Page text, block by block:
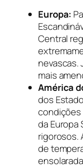
Europa:
Central
nevascas.
mais
América
dos
condições
da Europa
rigorosos.
de